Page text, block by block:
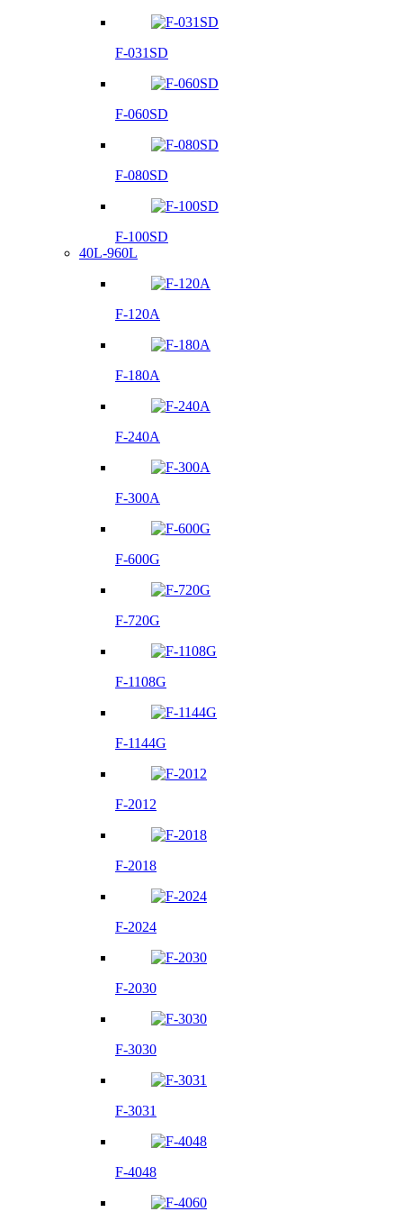
F-031SD
F-060SD
F-080SD
F-100SD
40L-960L
F-120A
F-180A
F-240A
F-300A
F-600G
F-720G
F-1108G
F-1144G
F-2012
F-2018
F-2024
F-2030
F-3030
F-3031
F-4048